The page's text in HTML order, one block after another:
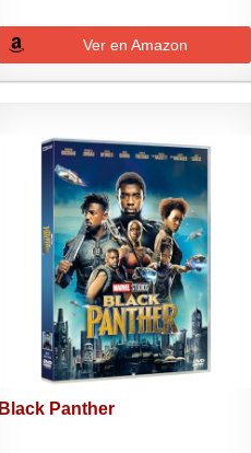
Ver en Amazon
Black Panther